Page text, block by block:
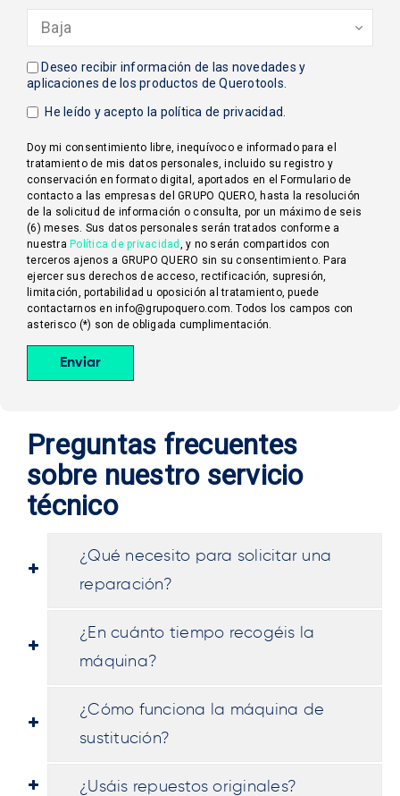
Deseo recibir información de las novedades y
aplicaciones de los productos de Querotools.
He leído y acepto la política de privacidad.
Doy mi consentimiento libre, inequívoco e informado para el
tratamiento de mis datos personales, incluido su registro y
conservación en formato digital, aportados en el Formulario de
contacto a las empresas del GRUPO QUERO, hasta la resolución
de la solicitud de información o consulta, por un máximo de seis
(6) meses. Sus datos personales serán tratados conforme a
nuestra Política de privacidad
, y no serán compartidos con
terceros ajenos a GRUPO QUERO sin su consentimiento. Para
ejercer sus derechos de acceso, rectificación, supresión,
limitación, portabilidad u oposición al tratamiento, puede
contactarnos en info@grupoquero.com. Todos los campos con
asterisco (*) son de obligada cumplimentación.
Preguntas frecuentes
sobre nuestro servicio
técnico
¿Qué necesito para solicitar una
reparación?
¿En cuánto tiempo recogéis la
máquina?
¿Cómo funciona la máquina de
sustitución?
¿Usáis repuestos originales?